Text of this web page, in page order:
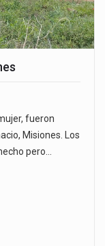
fueron
Misiones. Los
pero…